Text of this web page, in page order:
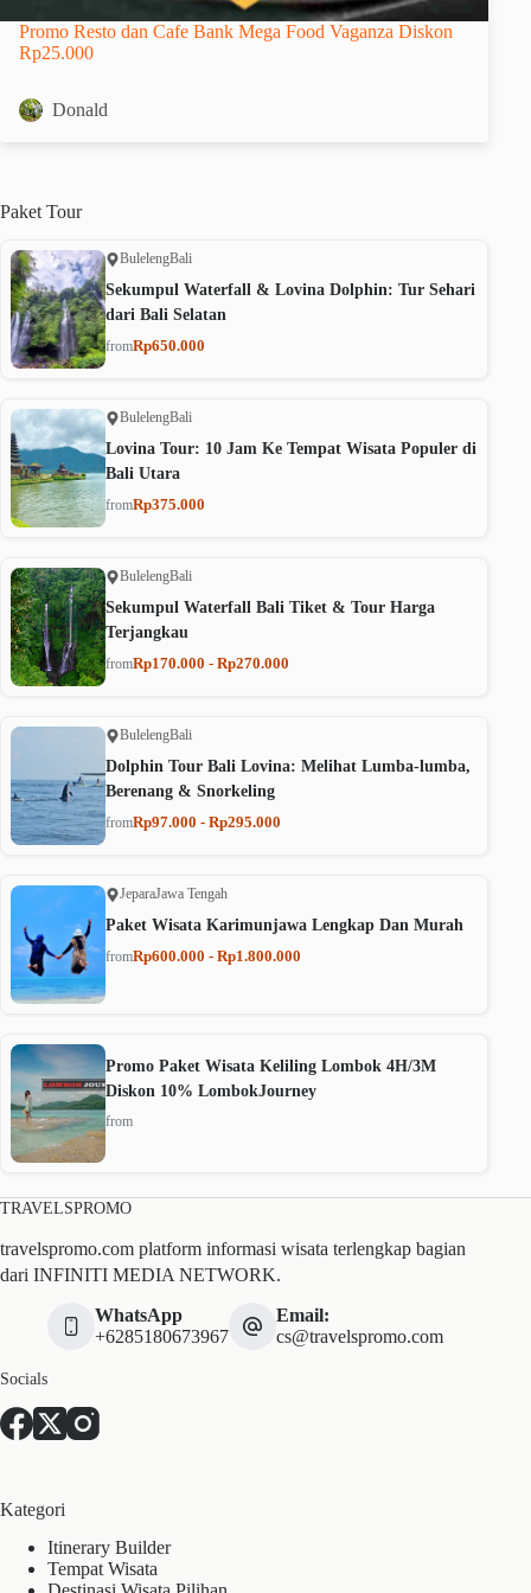
Promo Resto dan Cafe Bank Mega Food Vaganza Diskon
Rp25.000
Donald
Paket Tour
BulelengBali
Sekumpul Waterfall & Lovina Dolphin: Tur Sehari
dari Bali Selatan
fromRp650.000
BulelengBali
Lovina Tour: 10 Jam Ke Tempat Wisata Populer di
Bali Utara
fromRp375.000
BulelengBali
Sekumpul Waterfall Bali Tiket & Tour Harga
Terjangkau
fromRp170.000 - Rp270.000
BulelengBali
Dolphin Tour Bali Lovina: Melihat Lumba-lumba,
Berenang & Snorkeling
fromRp97.000 - Rp295.000
JeparaJawa Tengah
Paket Wisata Karimunjawa Lengkap Dan Murah
fromRp600.000 - Rp1.800.000
Promo Paket Wisata Keliling Lombok 4H/3M
Diskon 10% LombokJourney
from
TRAVELSPROMO
travelspromo.com platform informasi wisata terlengkap bagian
dari INFINITI MEDIA NETWORK.
WhatsApp
+6285180673967
Email:
cs@travelspromo.com
Socials
Kategori
Itinerary Builder
Tempat Wisata